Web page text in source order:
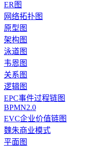
ER图
网络拓扑图
原型图
架构图
泳道图
韦恩图
关系图
逻辑图
EPC事件过程链图
BPMN2.0
EVC企业价值链图
魏朱商业模式
平面图